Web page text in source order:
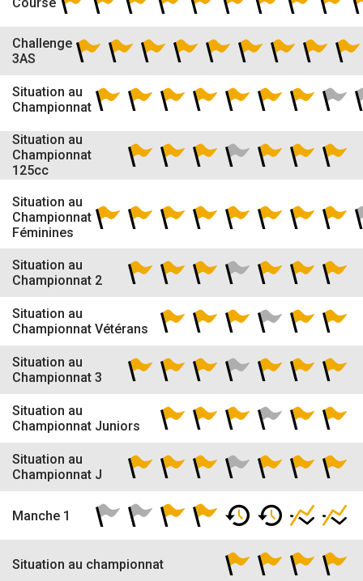
Challenge
3AS
Situation au
Championnat
Situation au
Championnat
125cc
Situation au
Championnat
Féminines
Situation au
Championnat 2
Situation au
Championnat Vétérans
Situation au
Championnat 3
Situation au
Championnat Juniors
Situation au
Championnat J
Manche 1
Situation au championnat